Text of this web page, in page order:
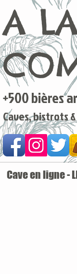
+500 bières
Caves, bistrots
A
Cave en ligne -